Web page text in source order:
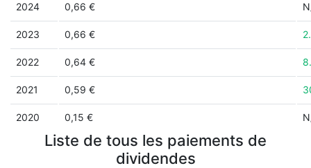
2024 0,66 €
2023 0,66 €
2022 0,64 €
2021 0,59 €
2020 0,15 €
Liste de tous les paiements de
dividendes